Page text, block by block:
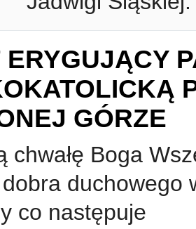
ERYGUJĄCY
GÓRZE
chwałę Boga
duchowego
co następuje